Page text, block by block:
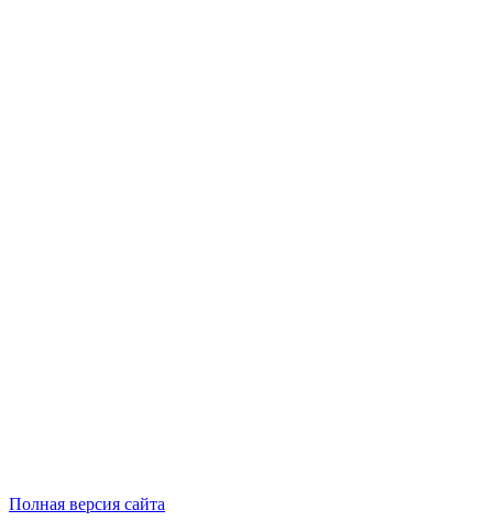
Полная версия сайта